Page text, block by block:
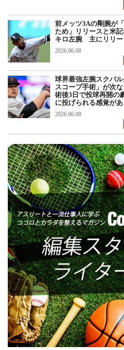
前メッツ3Aの剛腕が
ため」リリースと米
キロ左腕 主にリリー
2026.06.08
球界最強左腕スクバ
スコープ手術」が次
術後3日で投球再開の
に投げられる感覚があ
2026.06.08